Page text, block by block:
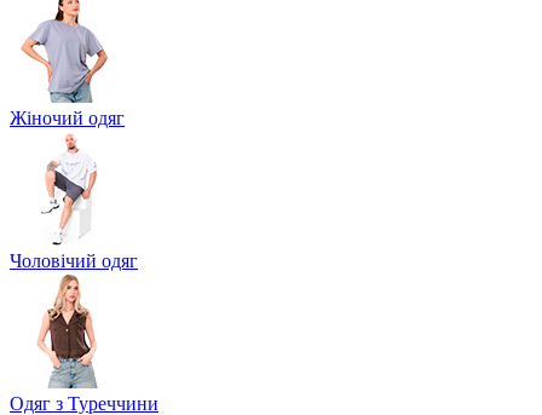
Жіночий одяг
Чоловічий одяг
Одяг з Туреччини